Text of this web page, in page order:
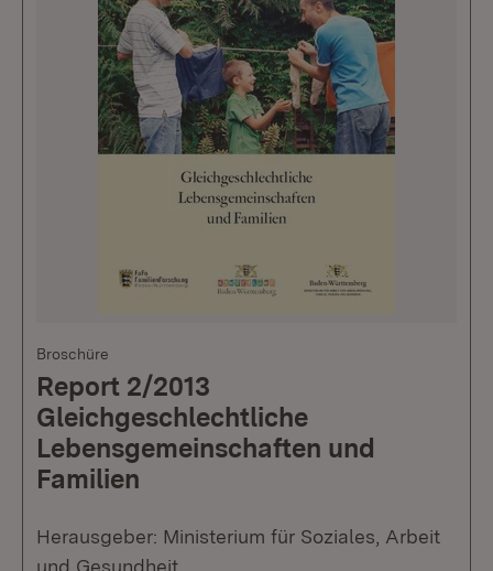
Broschüre
Report 2/2013
Gleichgeschlechtliche
Lebensgemeinschaften und
Familien
Herausgeber: Ministerium für Soziales, Arbeit
und Gesundheit